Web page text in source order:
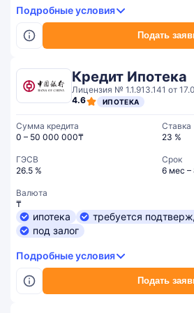
Подать
Подробные условия
Кредит Ипотека
Лицензия № 1.1.913.141 от
4.6
ИПОТЕКА
Подать
Сумма кредита
0 – 50 000 000₸
Ставка
23 %
ГЭСВ
26.5 %
Срок
6 мес –
Валюта
₸
ипотека
требуется
под залог
Подробные условия